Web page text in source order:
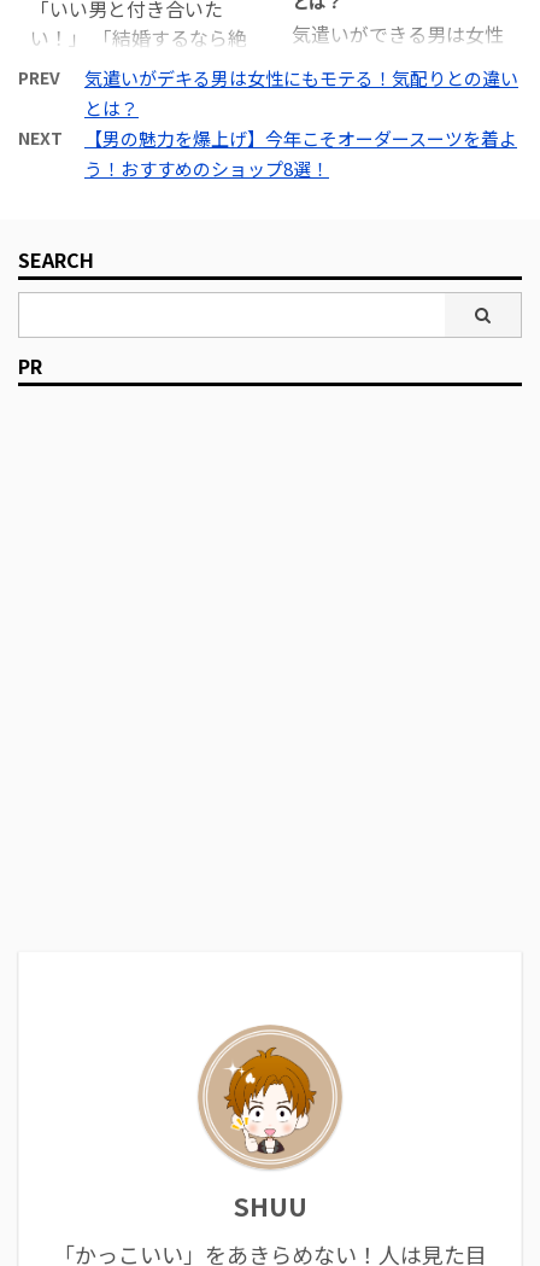
関係となります。 こうい
った人間関係をうまく作
り上げるためにとても重
要なのが第一印象です。
今回はこの第一印象につ
いてお伝えします。 目次
一印象は何秒で決まる？
なぜ第一印象が大事なの
える三つの心理的 ...
自分にはないものを持っ
ていると感じるからで
す。 そういう魅力を身に
いのか。 簡単なことでは
ないかもしれませんが、
いくつかの方法がありま
けません。また、正解も
不正解もないと思いま
す。継続的に、習慣的に
...
「いい男と付き合いた
い！」 「結婚するなら絶
対にいい男じゃなくち
ゃ！」 多くの女性が口に
するのがこの言葉ですよ
ね。 私たち男性は常に品
定めされているのです。
なら、「いい男」を目指
すべきです。 けど、「い
のかな？ 僕なんかイケメ
ンじゃないし…（泣）
気遣いができる男は女性
ん、ビジネスにおいても
は気遣いもデキる男で
す。 これは、恋愛もビジ
る男とは？を解説してい
きます。 目次気遣いの意
は？気遣いと気配りの違
PREV
気遣いがデキる男は女性にもモテる！気配りとの違い
とは？
NEXT
【男の魅力を爆上げ】今年こそオーダースーツを着よ
う！おすすめのショップ8選！
SEARCH
PR
SHUU
「かっこいい」をあきらめない！人は見た目